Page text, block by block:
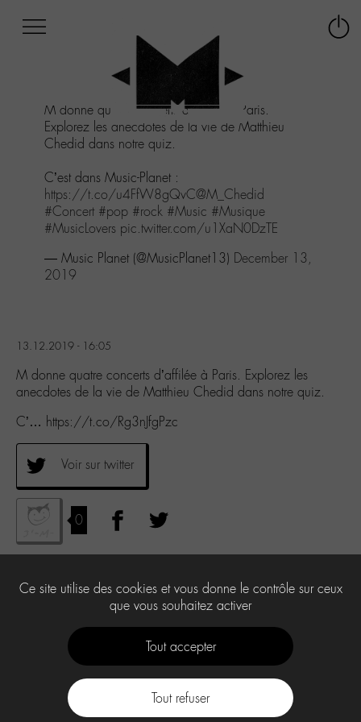
au
menu
Aller
contenu
Aller
recherche
M donne quatre concerts d’affilée à Paris.
Explorez les anecdotes de la vie de Matthieu
Chedid dans notre quiz.
C’est dans Music-Planet :
https://t.co/u4FfW8gQvC@M_Chedid
#Concert #pop #rock #Music #Musique
#MusicLovers pic.twitter.com/u1XaN0DzTE
— Music Planet (@MusicPlanet13) December 13,
2019
13.12.2019 - 16:05
M donne quatre concerts d’affilée à Paris. Explorez les
anecdotes de la vie de Matthieu Chedid dans notre quiz.
C’… https://t.co/Rg3nJfgPzc
Voir sur twitter
0
Ce site utilise des cookies et vous donne le contrôle sur ceux
que vous souhaitez activer
Tout accepter
Tout refuser